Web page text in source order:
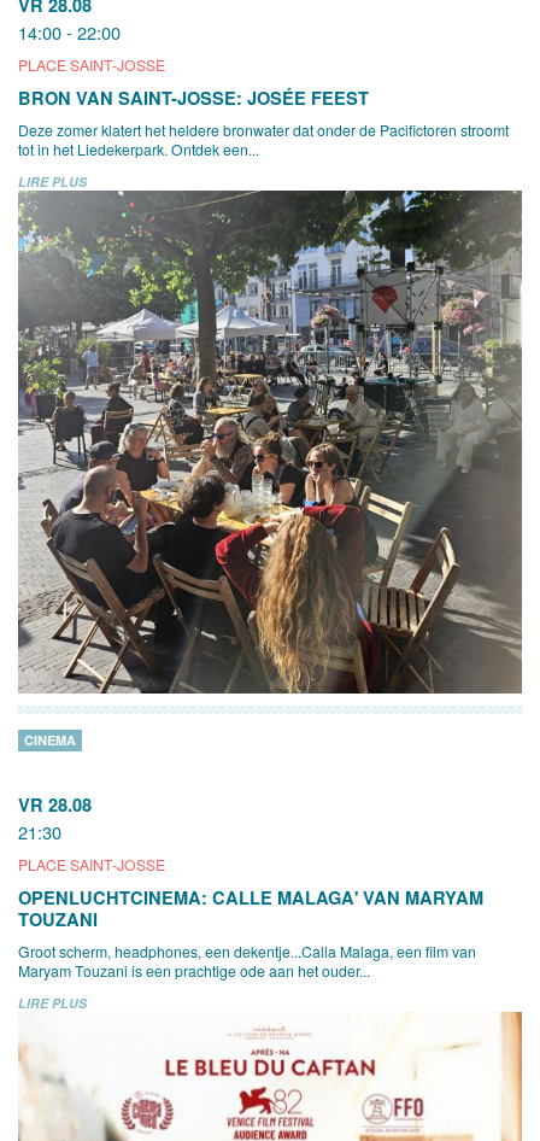
VR 28.08
14:00 - 22:00
PLACE SAINT-JOSSE
BRON VAN SAINT-JOSSE: JOSÉE FEEST
Deze zomer klatert het heldere bronwater dat onder de Pacifictoren stroomt
tot in het Liedekerpark. Ontdek een...
LIRE PLUS
VR 28.08
21:30
PLACE SAINT-JOSSE
CINEMA
OPENLUCHTCINEMA: CALLE MALAGA' VAN MARYAM
TOUZANI
Groot scherm, headphones, een dekentje...Calla Malaga, een film van
Maryam Touzani is een prachtige ode aan het ouder...
LIRE PLUS